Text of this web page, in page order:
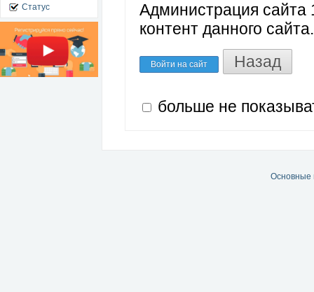
Статус
Администрация сайта
контент данного сайта.
Войти на сайт Назад
больше не
Основные